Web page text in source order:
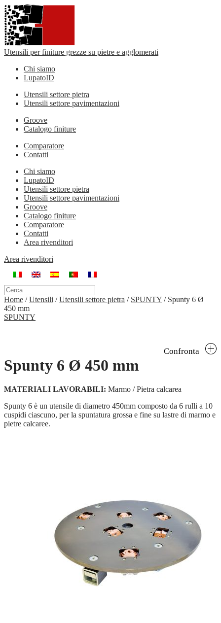
Utensili per finiture grezze su pietre e agglomerati
Chi siamo
LupatoID
Utensili settore pietra
Utensili settore pavimentazioni
Groove
Catalogo finiture
Comparatore
Contatti
Chi siamo
LupatoID
Utensili settore pietra
Utensili settore pavimentazioni
Groove
Catalogo finiture
Comparatore
Contatti
Area rivenditori
Area rivenditori
Home /Utensili /Utensili settore pietra / SPUNTY / Spunty 6 Ø
450 mm
SPUNTY
Spunty 6 Ø 450 mm
Confronta
MATERIALI LAVORABILI: Marmo / Pietra calcarea
Spunty 6 è un utensile di diametro 450mm composto da 6 rulli a 10
cuspidi ciascuno, per la spuntatura grossa e fine su lastre di marmo e
pietre calcaree.